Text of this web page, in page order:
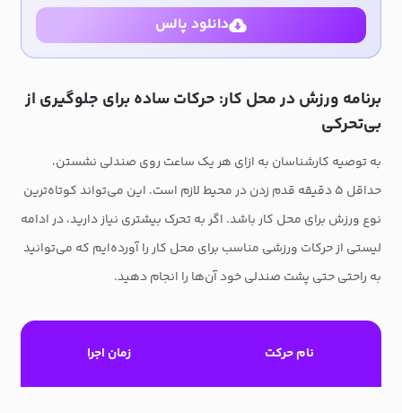
دانلود پالس
برنامه ورزش در محل کار: حرکات ساده برای جلوگیری از
بی‌تحرکی
به توصیه کارشناسان به ازای هر یک ساعت روی صندلی نشستن،
حداقل ۵ دقیقه قدم زدن در محیط لازم است. این می‌تواند کوتاه‌ترین
نوع ورزش برای محل کار باشد. اگر به تحرک بیشتری نیاز دارید، در ادامه
لیستی از حرکات ورزشی مناسب برای محل کار را آورده‌ایم که می‌توانید
به راحتی حتی پشت صندلی خود آن‌ها را انجام دهید.
نام حرکت زمان اجرا